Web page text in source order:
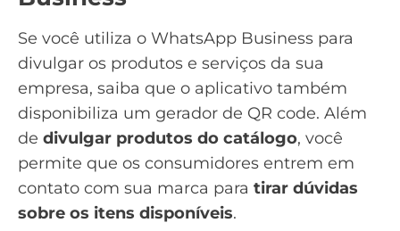
Se você utiliza o WhatsApp Business para
divulgar os produtos e serviços da sua
empresa, saiba que o aplicativo também
disponibiliza um gerador de QR code. Além
de divulgar produtos do catálogo, você
permite que os consumidores entrem em
contato com sua marca para tirar dúvidas
sobre os itens disponíveis.